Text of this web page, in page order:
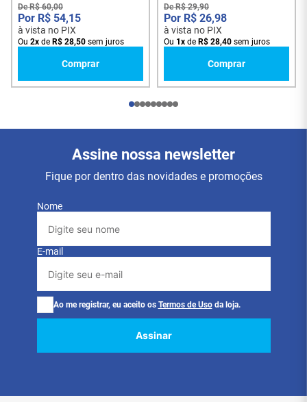
DeR$ 60,00
R$ 54,15
à vista no PIX
Ou 2x de R$ 28,50 sem juros
Comprar
DeR$ 29,90
R$ 26,98
à vista no PIX
Ou 1 x de R$ 28,40 sem juros
Comprar
Assine nossa newsletter
Fique por dentro das novidades e promoções
Nome
E-mail
Ao me registrar, eu aceito os Termos de Uso da loja.
Assinar